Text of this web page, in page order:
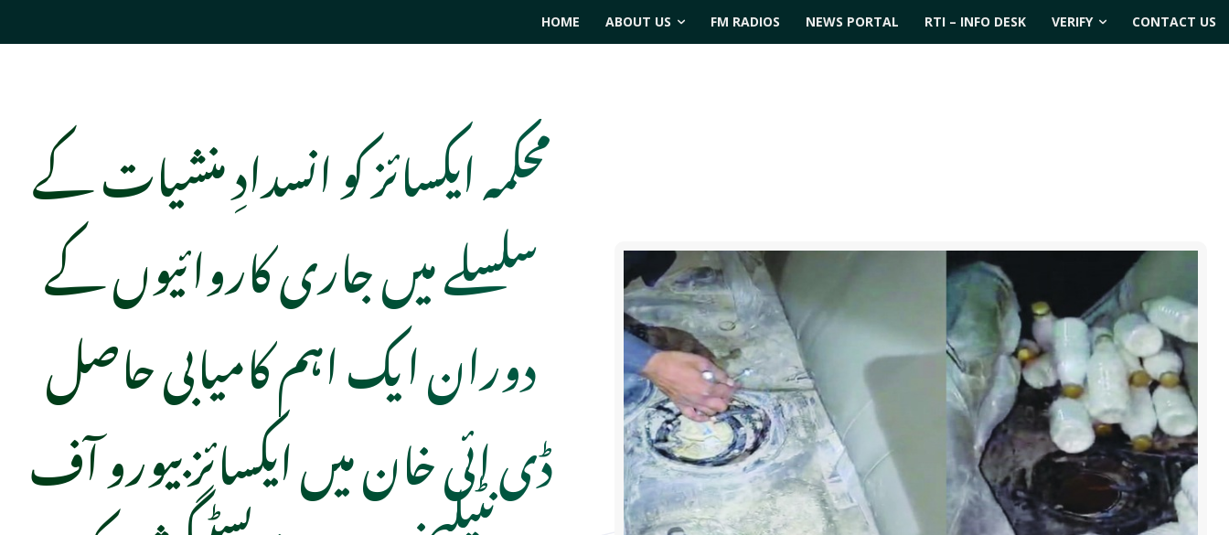
HOME ABOUT US FM RADIOS NEWS PORTAL RTI – INFO DESK VERIFY CONTACT US
محکمہ ایکسائز کو انسدادِ منشیات کے
سلسلے میں جاری کاروائیوں کے
دوران ایک اہم کامیابی حاصل
ڈی ائی خان میں ایکسائز بیورو آف